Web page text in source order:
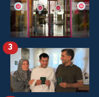
3